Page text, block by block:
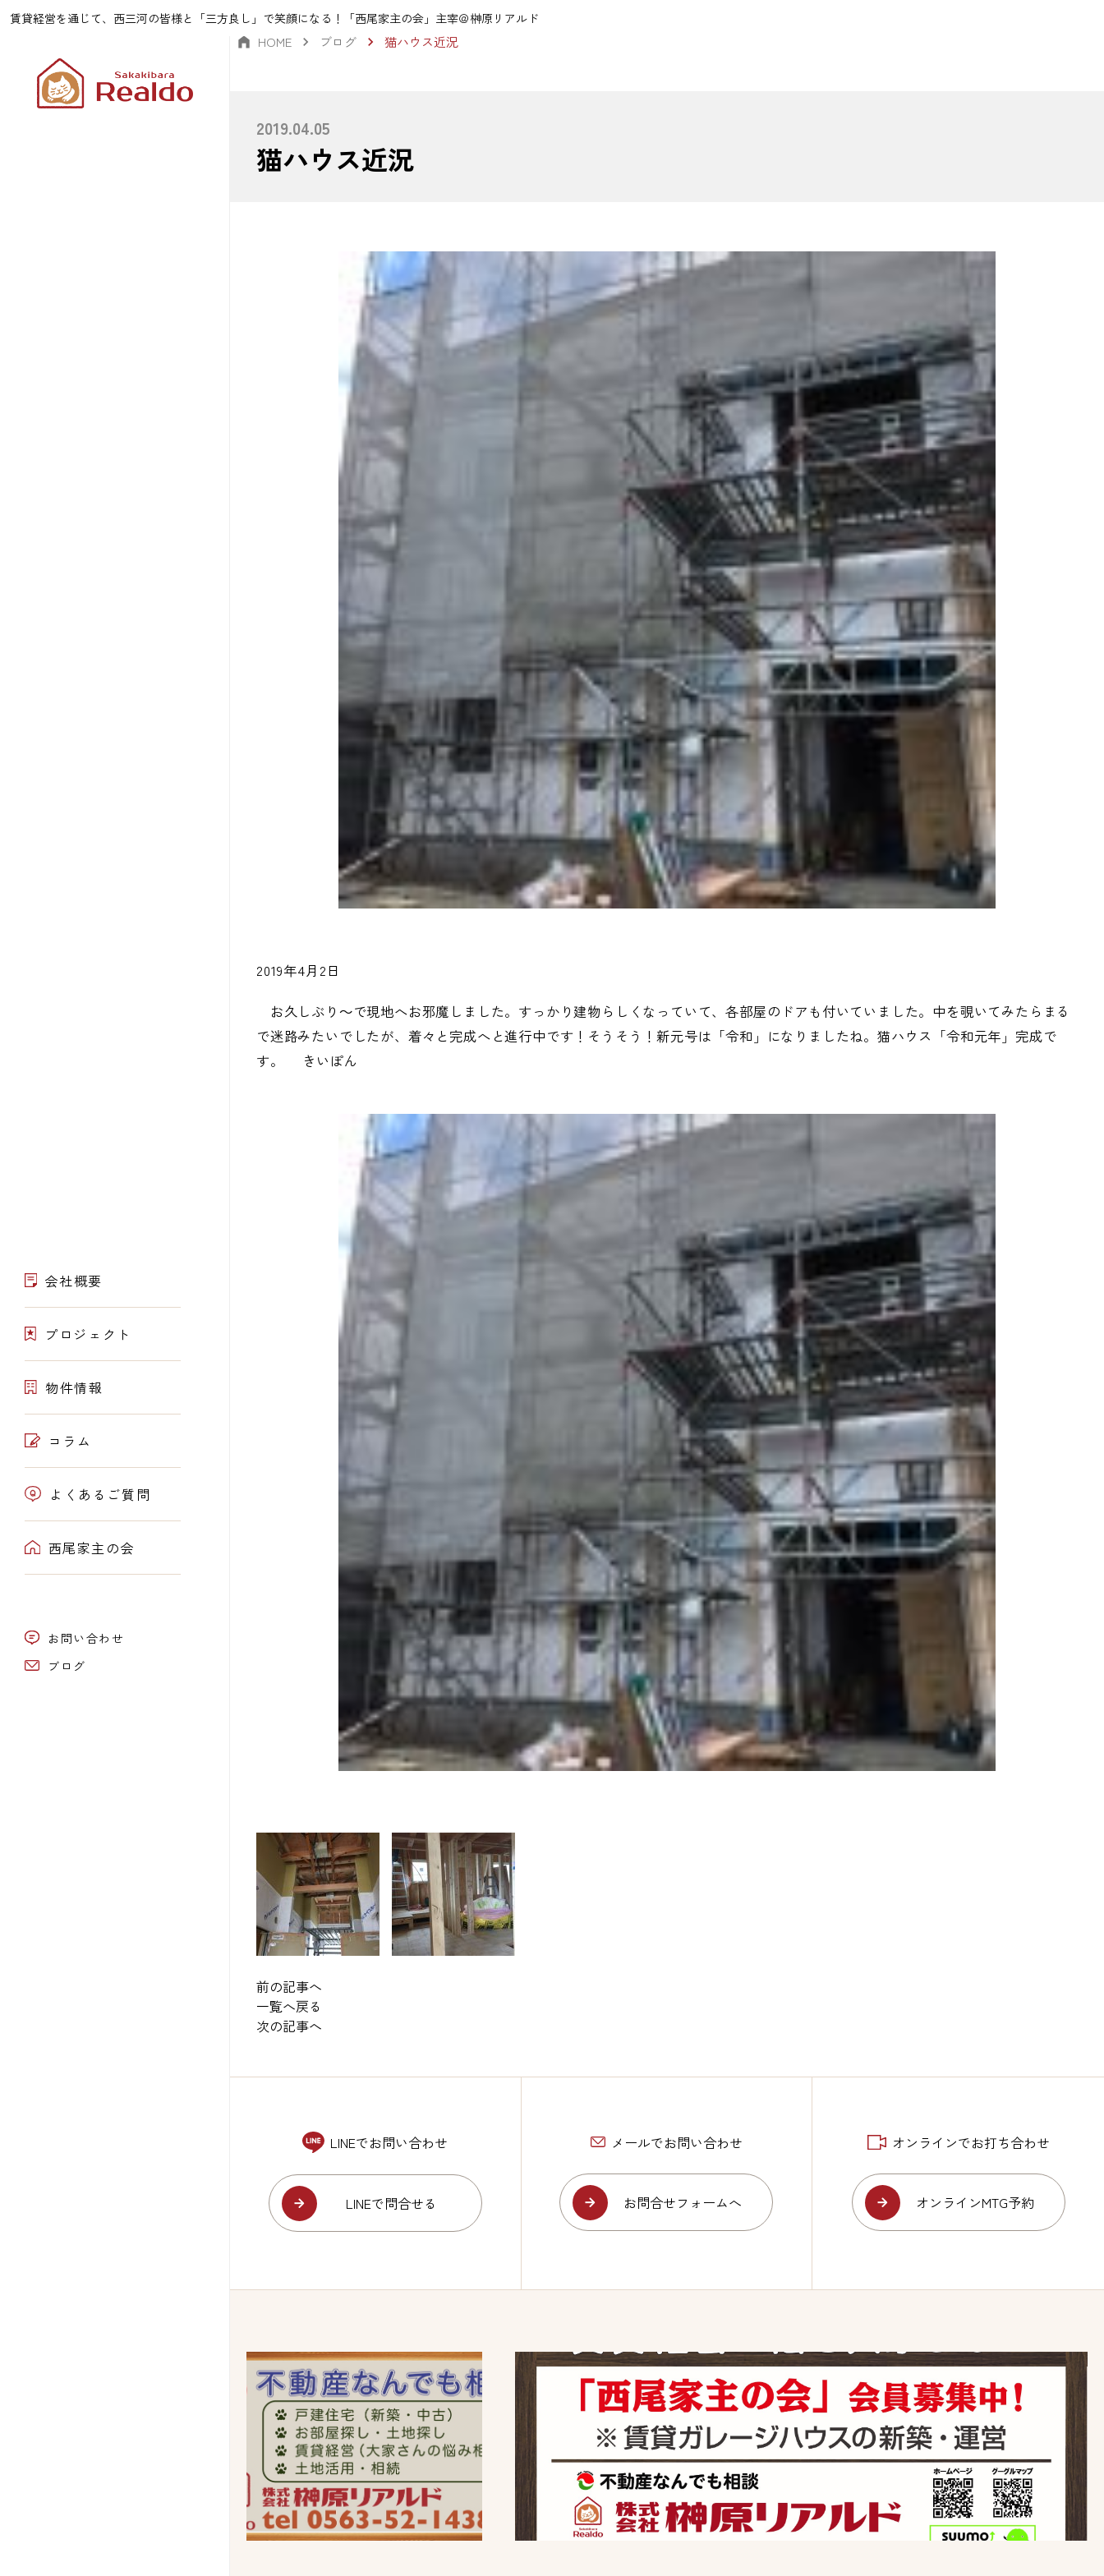
賃貸経営を通じて、西三河の皆様と「三方良し」で笑顔になる！「西尾家主の会」主宰＠榊原リアルド
会社概要
プロジェクト
物件情報
コラム
よくあるご質問
西尾家主の会
お問い合わせ
ブログ
HOME ブログ 猫ハウス近況
2019.04.05
猫ハウス近況
2019年4月2日
お久しぶり～で現地へお邪魔しました。すっかり建物らしくなっていて、各部屋のドアも付いていました。中を覗いてみたらまる
で迷路みたいでしたが、着々と完成へと進行中です！そうそう！新元号は「令和」になりましたね。猫ハウス「令和元年」完成で
す。 きいぽん
前の記事へ
一覧へ戻る
次の記事へ
LINEでお問い合わせ
LINEで問合せる
メールでお問い合わせ
お問合せフォームへ
オンラインでお打ち合わせ
オンラインMTG予約